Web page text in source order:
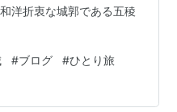
洋折衷な城郭である五稜
#ブログ #ひとり旅